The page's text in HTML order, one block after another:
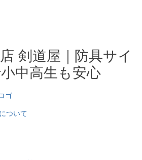
剣道屋｜防具サイ
中高生も安心
ついて